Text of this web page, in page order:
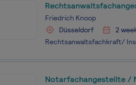
Friedrich Knoop
Düsseldorf
2
Notarfachangestellte /